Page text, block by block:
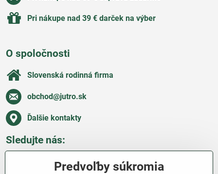
Pri nákupe nad 39 € darček na výber
O spoločnosti
Slovenská rodinná firma
obchod​@jutro​.sk
Ďalšie kontakty
Sledujte nás:
Predvoľby súkromia